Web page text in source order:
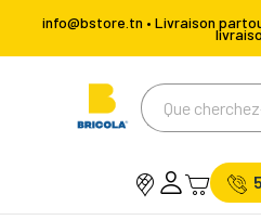
info@bstore.tn • Livraison